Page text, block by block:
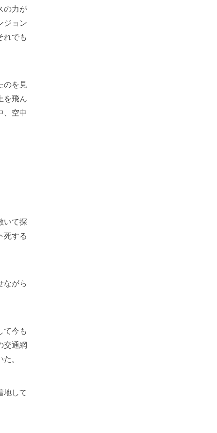
の力が
ジョン
れでも
のを見
を飛ん
、空中
いて探
死する
ながら
て今も
交通網
。
地して